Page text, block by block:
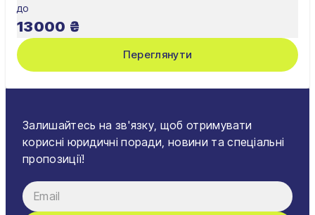
до
13000 ₴
Переглянути
Залишайтесь на зв'язку, щоб отримувати
корисні юридичні поради, новини та спеціальні
пропозиції!